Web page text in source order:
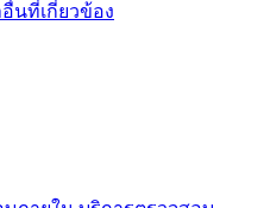
นที่เกี่ยวข้อง